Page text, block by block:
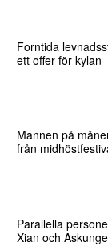
Forntida
ett offer för kylan
Mannen på
från
Parallella
Xian och